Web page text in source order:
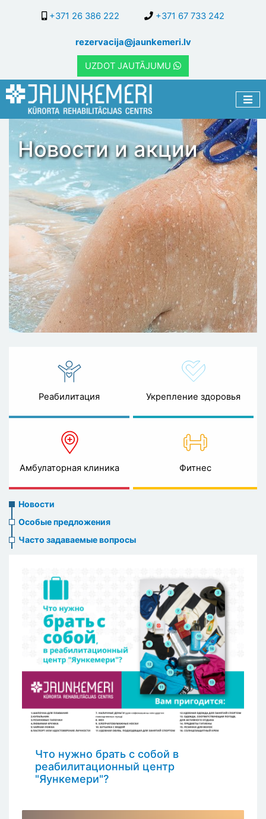
основному
содержанию
+371 26 386 222 +371 67 733 242
rezervacija@jaunkemeri.lv
UZDOT JAUTĀJUMU
Новости и акции
Реабилитация Укрепление здоровья
Амбулаторная клиника Фитнес
News
menu
Новости
Особые предложения
Часто задаваемые вопросы
Что нужно брать с собой в
реабилитационный центр
"Яункемери"?